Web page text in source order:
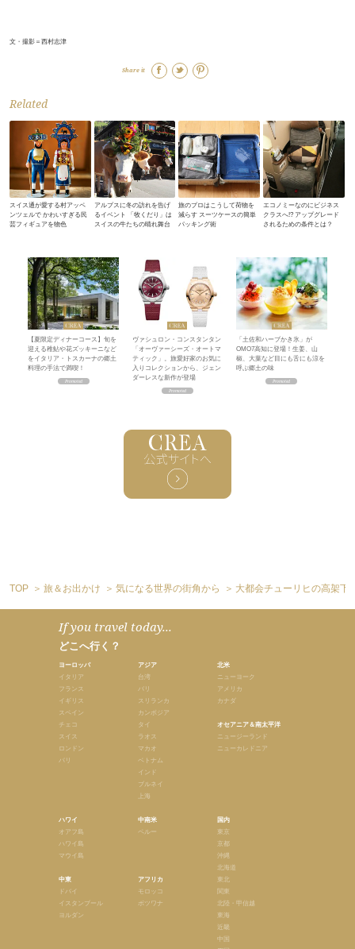
文・撮影＝西村志津
Share it
Related
スイス通が愛する村アッペ
ンツェルで かわいすぎる民
芸フィギュアを物色
アルプスに冬の訪れを告げ
るイベント 「牧くだり」は
スイスの牛たちの晴れ舞台
旅のプロはこうして荷物を
減らす スーツケースの簡単
パッキング術
エコノミーなのにビジネス
クラスへ!? アップグレード
されるための条件とは？
【夏限定ディナーコース】旬を
迎える稚鮎や花ズッキーニなど
をイタリア・トスカーナの郷土
料理の手法で満喫！
ヴァシュロン・コンスタンタン
「オーヴァーシーズ・オートマ
ティック」。旅愛好家のお気に
入りコレクションから、ジェン
ダーレスな新作が登場
「土佐和ハーブかき氷」が
OMO7高知に登場！生姜、山
椒、大葉など目にも舌にも涼を
呼ぶ郷土の味
TOP 旅＆お出かけ 気になる世界の街角から 大都会チューリヒの高架下
If you travel today...
どこへ行く？
ヨーロッパ
イタリア
フランス
イギリス
スペイン
チェコ
スイス
ロンドン
パリ
ハワイ
オアフ島
ハワイ島
マウイ島
中東
ドバイ
イスタンブール
ヨルダン
アジア
台湾
バリ
スリランカ
カンボジア
タイ
ラオス
マカオ
ベトナム
インド
ブルネイ
上海
中南米
ペルー
アフリカ
モロッコ
ボツワナ
北米
ニューヨーク
アメリカ
カナダ
オセアニア＆南太平洋
ニュージーランド
ニューカレドニア
国内
東京
京都
沖縄
北海道
東北
関東
北陸・甲信越
東海
近畿
中国